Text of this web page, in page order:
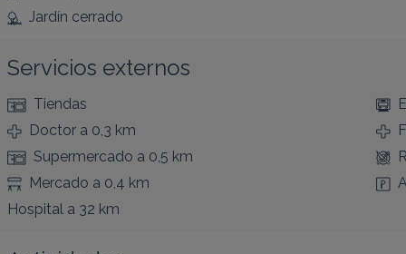
Jardín cerrado
Servicios externos
Tiendas
Doctor a 0,3 km
Supermercado a 0,5 km
Mercado a 0,4 km
Hospital a 32 km